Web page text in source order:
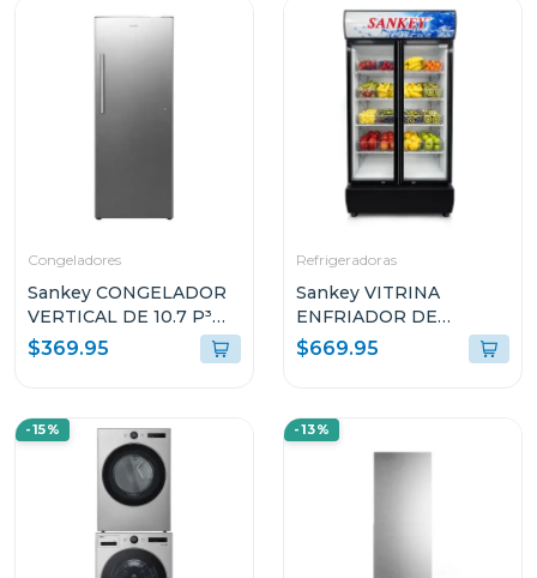
Congeladores
Sankey CONGELADOR
VERTICAL DE 10.7 P³
RFC1301
$369.95
Refrigeradoras
Sankey VITRINA
ENFRIADOR DE
20CUFT RFD20N
$669.95
-15% -13%